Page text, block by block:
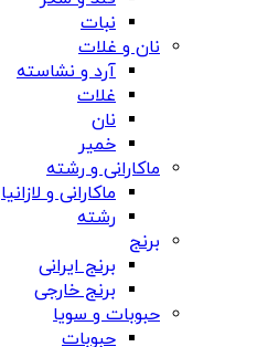
نبات
نان و غلات
آرد و نشاسته
غلات
نان
خمیر
ماکارانی و رشته
ماکارانی و لازانیا
رشته
برنج
برنج ایرانی
برنج خارجی
حبوبات و سویا
حبوبات